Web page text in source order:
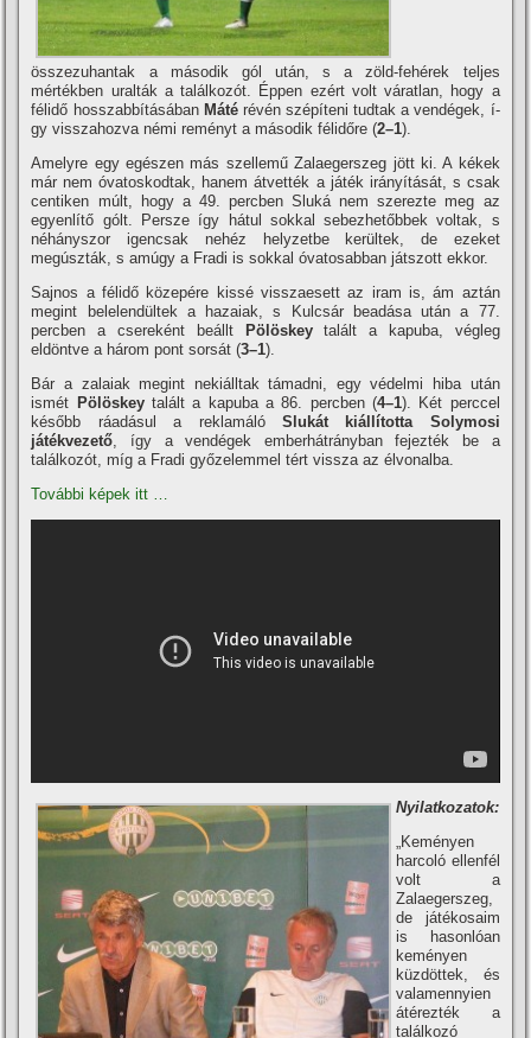
összezuhantak a második gól után, s a zöld-fehérek teljes
mértékben uralták a találkozót. Éppen ezért volt váratlan, hogy a
félidő hosszabbí­tásában Mátérévén szépí­teni tudtak a vendégek, í­
gy visszahozva némi reményt a második félidőre (2–1).
Amelyre egy egészen más szellemű Zalaegerszeg jött ki. A kékek
már nem óvatoskodtak, hanem átvették a játék irányí­tását, s csak
centiken múlt, hogy a 49. percben Sluká nem szerezte meg az
egyenlí­tő gólt. Persze í­gy hátul sokkal sebezhetőbbek voltak, s
néhányszor igencsak nehéz helyzetbe kerültek, de ezeket
megúszták, s amúgy a Fradi is sokkal óvatosabban játszott ekkor.
Sajnos a félidő közepére kissé visszaesett az iram is, ám aztán
megint belelendültek a hazaiak, s Kulcsár beadása után a 77.
percben a csereként beállt
Pölöskeytalált a kapuba, végleg
eldöntve a három pont sorsát (3–1).
Bár a zalaiak megint nekiálltak támadni, egy védelmi hiba után
ismét Pölöskeytalált a kapuba a 86. percben (4–1). Két perccel
később ráadásul a reklamáló Slukát kiállí­totta Solymosi
játékvezető, í­gy a vendégek emberhátrányban fejezték be a
találkozót, mí­g a Fradi győzelemmel tért vissza az élvonalba.
További képek itt …
Nyilatkozatok:
„Keményen
harcoló ellenfél
volt a
Zalaegerszeg,
de játékosaim
is hasonlóan
keményen
küzdöttek, és
valamennyien
átérezték a
találkozó